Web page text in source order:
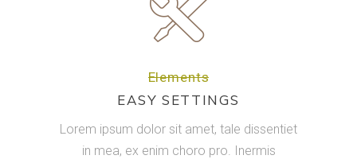
Elements
EASY SETTINGS
Lorem ipsum dolor sit amet, tale dissentiet
in mea, ex enim choro pro. Inermis